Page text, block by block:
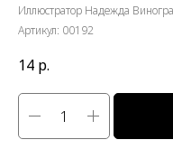
Иллюстратор Надежда
Артикул: 00192
14 р.